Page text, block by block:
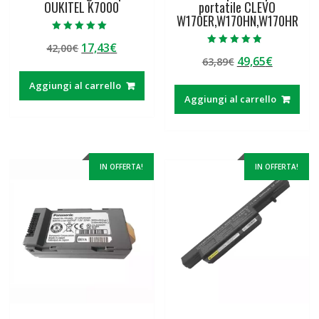
OUKITEL K7000
5.00
su 5
42,00€ Il
originale
era:
17,43€Il
attuale
è:
Aggiungi al carrello
portatile CLEVO
W170ER,W170HN,W170HR
4.50
su 5
63,89€ Il
originale
era:
49,65€Il
attuale
è:
Aggiungi al carrello
IN OFFERTA! IN OFFERTA!